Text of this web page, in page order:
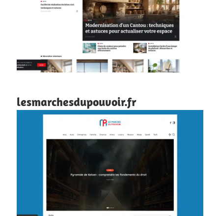
lesmarchesdupouvoir.fr